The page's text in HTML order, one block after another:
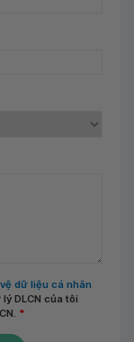
dữ liệu cá nhân
DLCN của tôi
*